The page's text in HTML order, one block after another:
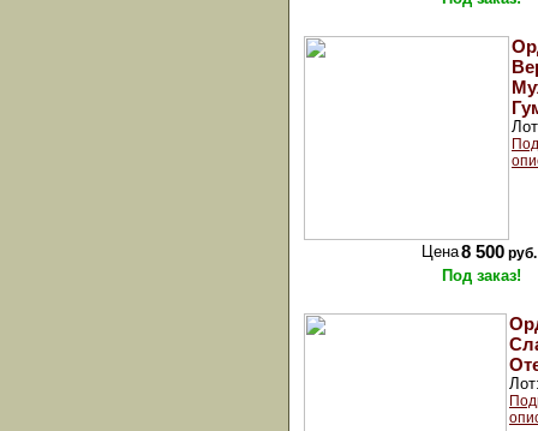
Цена8 500 руб.
Под заказ!